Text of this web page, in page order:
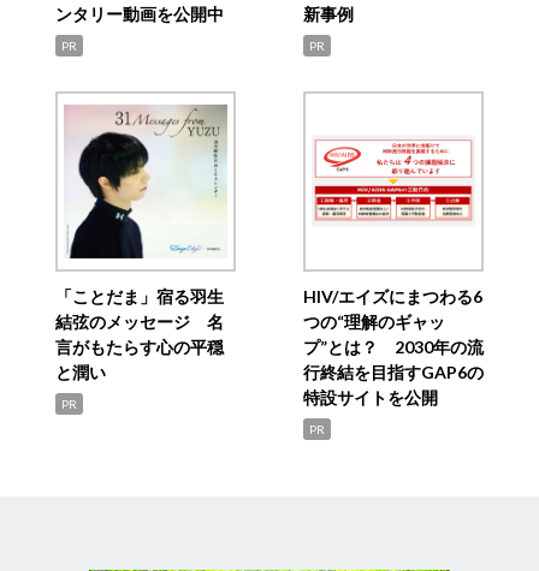
ンタリー動画を公開中
PR
新事例
PR
「ことだま」宿る羽生
結弦のメッセージ 名
言がもたらす心の平穏
と潤い
PR
HIV/エイズにまつわる6
つの“理解のギャッ
プ”とは？ 2030年の流
行終結を目指すGAP6の
特設サイトを公開
PR